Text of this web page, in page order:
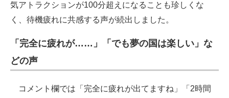
気アトラクションが100分超えになることも珍しくな
く、待機疲れに共感する声が続出しました。
「完全に疲れが……」「でも夢の国は楽しい」な
どの声
コメント欄では「完全に疲れが出てますね」「2時間